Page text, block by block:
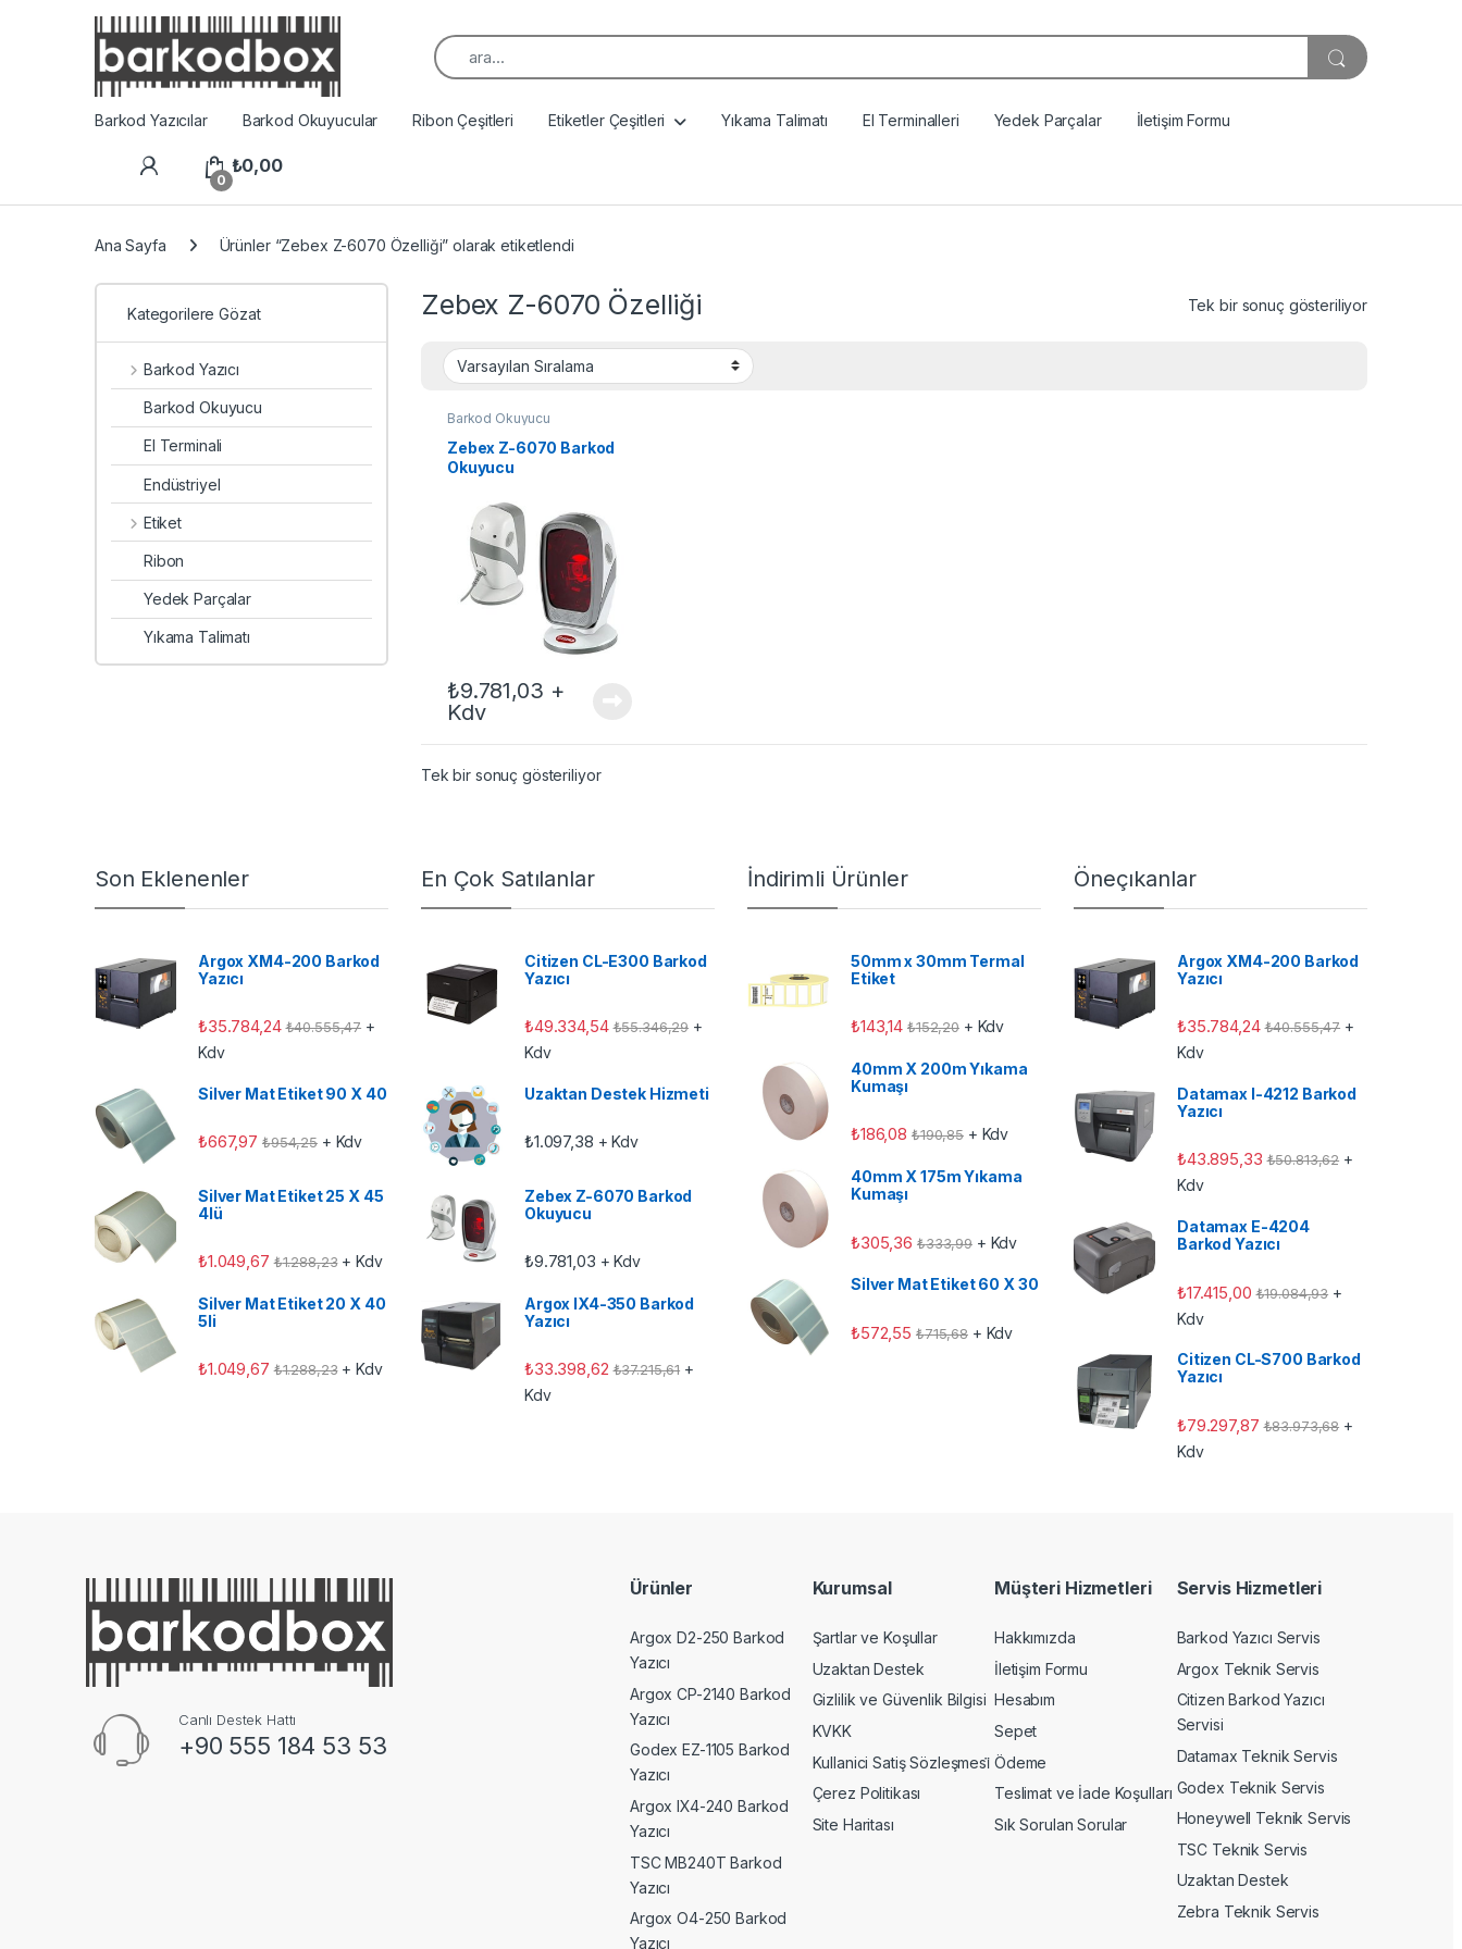
Aramak:
Barkod Yazıcılar Barkod Okuyucular Ribon Çeşitleri Etiketler Çeşitleri Yıkama Talimatı El Terminalleri Yedek Parçalar İletişim Formu
0
₺0,00
Ana Sayfa Ürünler “Zebex Z-6070 Özelliği” olarak etiketlendi
Zebex Z-6070 Özelliği Tek bir sonuç gösteriliyor
Barkod Okuyucu
Zebex Z-6070 Barkod
Okuyucu
₺9.781,03 +
Kdv
Tek bir sonuç gösteriliyor
Kategorilere Gözat
Barkod Yazıcı
Barkod Okuyucu
El Terminali
Endüstriyel
Etiket
Ribon
Yedek Parçalar
Yıkama Talimatı
Son Eklenenler
Argox XM4-200 Barkod
Yazıcı
₺35.784,24 ₺40.555,47 +
Kdv
Silver Mat Etiket 90 X 40
₺667,97 ₺954,25+ Kdv
Silver Mat Etiket 25 X 45
4lü
₺1.049,67 ₺1.288,23+ Kdv
Silver Mat Etiket 20 X 40
5li
₺1.049,67 ₺1.288,23+ Kdv
En Çok Satılanlar
Citizen CL-E300 Barkod
Yazıcı
₺49.334,54 ₺55.346,29 +
Kdv
Uzaktan Destek Hizmeti
₺1.097,38 + Kdv
Zebex Z-6070 Barkod
Okuyucu
₺9.781,03 + Kdv
Argox IX4-350 Barkod
Yazıcı
₺33.398,62 ₺37.215,61 +
Kdv
İndirimli Ürünler
50mm x 30mm Termal
Etiket
₺143,14 ₺152,20+ Kdv
40mm X 200m Yıkama
Kumaşı
₺186,08 ₺190,85+ Kdv
40mm X 175m Yıkama
Kumaşı
₺305,36 ₺333,99+ Kdv
Silver Mat Etiket 60 X 30
₺572,55 ₺715,68+ Kdv
Öneçıkanlar
Argox XM4-200 Barkod
Yazıcı
₺35.784,24 ₺40.555,47 +
Kdv
Datamax I-4212 Barkod
Yazıcı
₺43.895,33 ₺50.813,62 +
Kdv
Datamax E-4204
Barkod Yazıcı
₺17.415,00 ₺19.084,93 +
Kdv
Citizen CL-S700 Barkod
Yazıcı
₺79.297,87 ₺83.973,68 +
Kdv
Canlı Destek Hattı
+90 555 184 53 53
Ürünler
Argox D2-250 Barkod
Yazıcı
Argox CP-2140 Barkod
Yazıcı
Godex EZ-1105 Barkod
Yazıcı
Argox IX4-240 Barkod
Yazıcı
TSC MB240T Barkod
Yazıcı
Argox O4-250 Barkod
Yazıcı
Kurumsal
Şartlar ve Koşullar
Uzaktan Destek
Gizlilik ve Güvenlik Bilgisi
KVKK
Kullanici Satiş Sözleşmesi̇
Çerez Politikası
Site Haritası
Müşteri Hizmetleri
Hakkımızda
İletişim Formu
Hesabım
Sepet
Ödeme
Teslimat ve İade Koşulları
Sık Sorulan Sorular
Servis Hizmetleri
Barkod Yazıcı Servis
Argox Teknik Servis
Citizen Barkod Yazıcı
Servisi
Datamax Teknik Servis
Godex Teknik Servis
Honeywell Teknik Servis
TSC Teknik Servis
Uzaktan Destek
Zebra Teknik Servis